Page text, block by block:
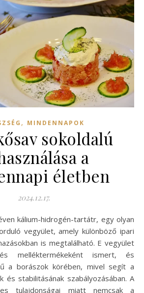
, MINDENNAPOK
sokoldalú
a
életben
2024.12.17.
vegyület, amely különböző ipari
is megtalálható. E vegyület
melléktermékeként ismert, és
a borászok körében, mivel segít a
és stabilitásának szabályozásában. A
tulajdonságai miatt nemcsak a